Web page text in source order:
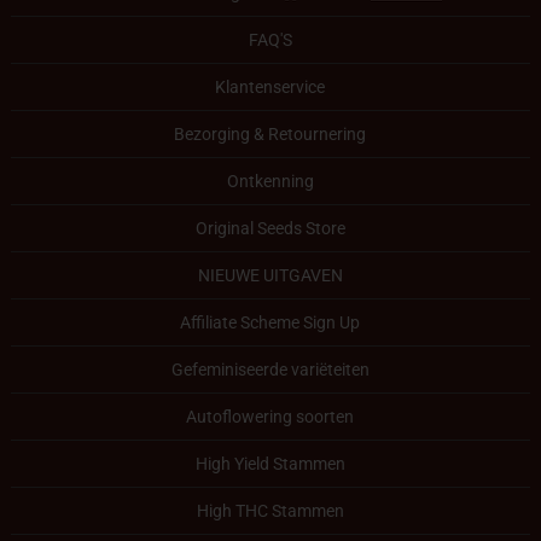
FAQ'S
Klantenservice
Bezorging & Retournering
Ontkenning
Original Seeds Store
NIEUWE UITGAVEN
Affiliate Scheme Sign Up
Gefeminiseerde variëteiten
Autoflowering soorten
High Yield Stammen
High THC Stammen